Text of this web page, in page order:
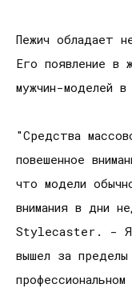
Пежич обладает
Его появление в
мужчин-моделей
"Средства
повешенное
что модели
внимания в дни
Stylecaster. - Я
вышел за